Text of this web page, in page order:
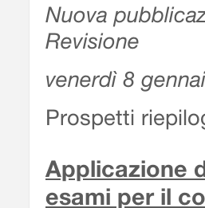
Nuova
Revisione
venerdì 8
Prospetti
Applicazione
esami per il